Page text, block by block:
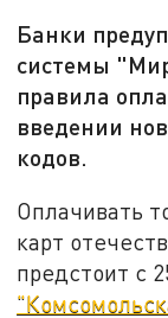
Банки
системы
правила
введении
кодов.
Оплачивать
карт
предстоит с